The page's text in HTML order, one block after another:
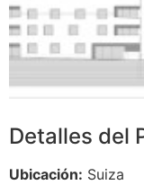
Detalles del
Ubicación: Suiza